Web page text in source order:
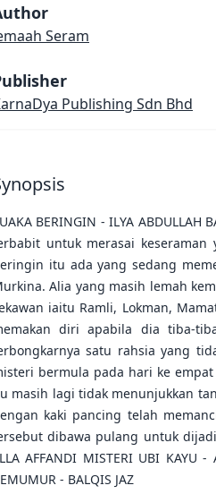
Seram
Publishing Sdn Bhd
BERINGIN - ILYA
untuk merasai
itu ada yang sedang
Alia yang masih lemah
iaitu Ramli, Lokman,
diri apabila dia tiba-
satu rahsia yang
bermula pada hari ke
masih lagi tidak menunjukkan
kaki pancing telah
dibawa pulang untuk
AFFANDI MISTERI UBI KAYU
- BALQIS JAZ